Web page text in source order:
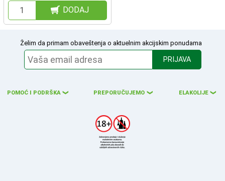
DODAJ
Želim da primam obaveštenja o aktuelnim akcijskim ponudama
PRIJAVA
POMOĆ I PODRŠKA ❮ PREPORUČUJEMO ❮ ELAKOLIJE ❮